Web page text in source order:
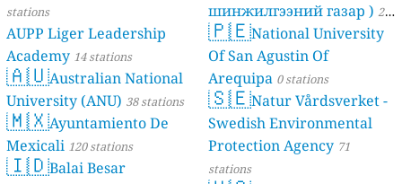
stations
AUPP Liger Leadership
Academy 14 stations
🇦🇺Australian National
University (ANU) 38 stations
🇲🇽Ayuntamiento De
Mexicali 120 stations
🇮🇩Balai Besar
шинжилгээний газар ) 21
stations
🇵🇪National University
Of San Agustin Of
Arequipa 0 stations
🇸🇪Natur Vårdsverket -
Swedish Environmental
Protection Agency 71
stations